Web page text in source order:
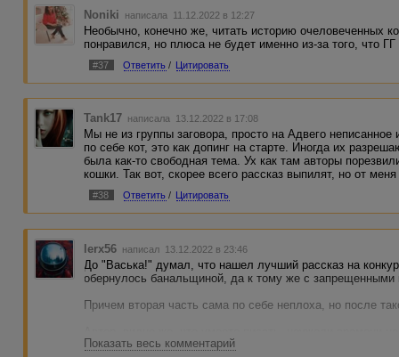
Noniki написала 11.12.2022 в 12:27
Необычно, конечно же, читать историю очеловеченных
понравился, но плюса не будет именно из-за того, что
#37 Ответить / Цитировать
Tank17 написала 13.12.2022 в 17:08
Мы не из группы заговора, просто на Адвего
по себе кот, это как допинг на старте. Иногда их
была как-то свободная тема. Ух как там авторы
кошки. Так вот, скорее всего рассказ выпилят, но от
#38 Ответить / Цитировать
lerx56 написал 13.12.2022 в 23:46
До "Васька!" думал, что нашел лучший рассказ на
обернулось банальщиной, да к тому же с запрещенными
Причем вторая часть сама по себе неплоха, но после
додумать? Такой бы с удовольствием прочитал.
Показать весь комментарий